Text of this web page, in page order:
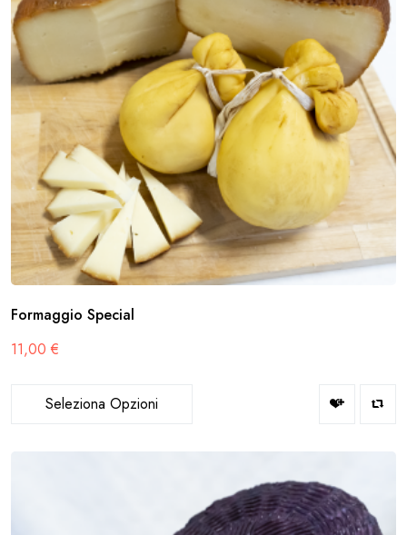
Formaggio Special
11,00 €
Seleziona Opzioni